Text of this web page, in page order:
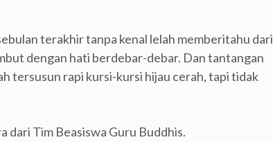
terakhir tanpa kenal lelah memberitahu dari
dengan hati berdebar-debar. Dan tantangan
tersusun rapi kursi-kursi hijau cerah, tapi tidak
dari Tim Beasiswa Guru Buddhis.